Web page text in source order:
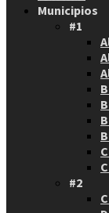
Municipios
#1
#2